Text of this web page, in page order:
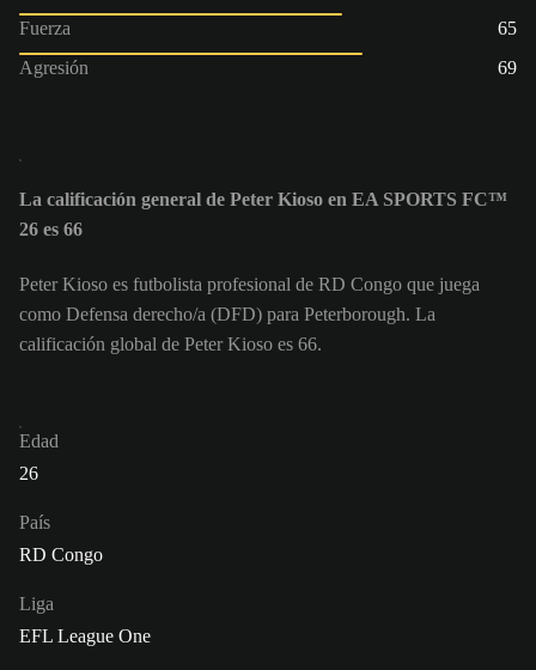
Fuerza
65
Agresión
69
La calificación general de Peter Kioso en EA SPORTS FC™
26 es 66
Peter Kioso es futbolista profesional de RD Congo que juega
como Defensa derecho/a (DFD) para Peterborough. La
calificación global de Peter Kioso es 66.
Edad
26
País
RD Congo
Liga
EFL League One